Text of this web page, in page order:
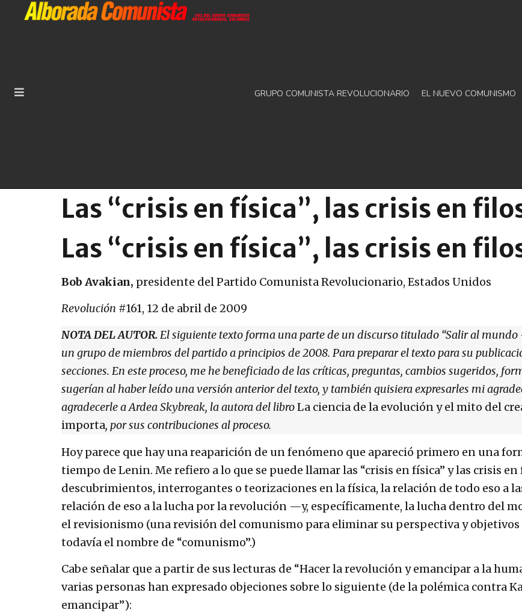
GRUPO COMUNISTA REVOLUCIONARIO EL NUEVO COMUNISMO
Las “crisis en física”, las crisis en
Las “crisis en física”, las crisis en
Bob Avakian, presidente del Partido Comunista Revolucionario, Estados Unidos
Revolución #161, 12 de abril de 2009
NOTA DEL AUTOR. El siguiente texto forma una parte de un discurso titulado “Salir al
un grupo de miembros del partido a principios de 2008. Para preparar el texto para su
secciones. En este proceso, me he beneficiado de las críticas, preguntas, cambios sugeridos,
sugerían al haber leído una versión anterior del texto, y también quisiera expresarles mi
agradecerle a Ardea Skybreak, la autora del libroLa ciencia de la evolución y el mito del
importa, por sus contribuciones al proceso.
Hoy parece que hay una reaparición de un fenómeno que apareció primero en una
tiempo de Lenin. Me refiero a lo que se puede llamar las “crisis en física” y las crisis
descubrimientos, interrogantes o teorizaciones en la física, la relación de todo eso a
relación de eso a la lucha por la revolución —y, específicamente, la lucha dentro del
el revisionismo (una revisión del comunismo para eliminar su perspectiva y
todavía el nombre de “comunismo”.)
Cabe señalar que a partir de sus lecturas de “Hacer la revolución y emancipar a la
varias personas han expresado objeciones sobre lo siguiente (de la polémica contra
emancipar”):